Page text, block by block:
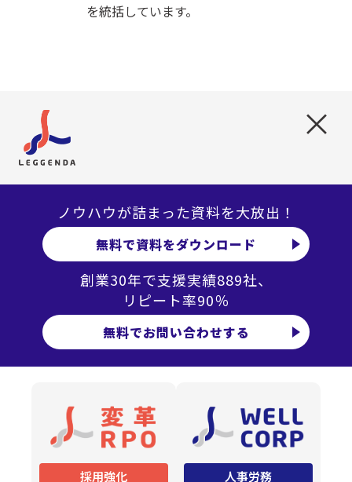
×
ノウハウが詰まった資料を大放出！
無料で資料をダウンロード
創業30年で支援実績889社、
リピート率90％
無料でお問い合わせする
採用強化 人事労務
を統括しています。
MISSION
事業の変革期を支えるホスピタリティ
と一歩踏み出す勇気
御社の事業展開や組織の変化について、ど